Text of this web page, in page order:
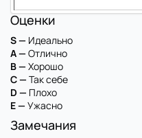
Оценки
S — Идеально
A — Отлично
B — Хорошо
C — Так себе
D — Плохо
E — Ужасно
Замечания